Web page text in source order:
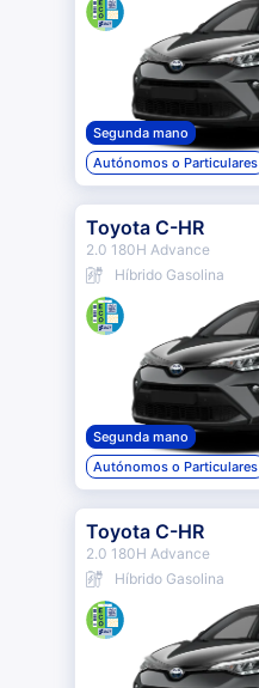
Segunda mano
Autónomos o Particulares
Toyota C-HR
2.0 180H Advance
Híbrido Gasolina
Segunda mano
Autónomos o Particulares
Toyota C-HR
2.0 180H Advance
Híbrido Gasolina